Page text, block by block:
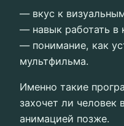
— вкус к
— навык работать в
— понимание, как
мультфильма.
Именно такие
захочет ли человек
анимацией позже.